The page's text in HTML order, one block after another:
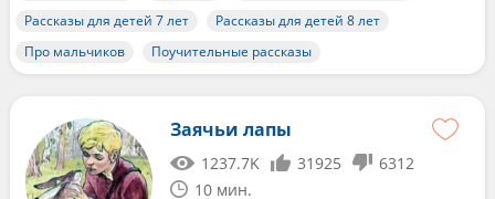
Рассказы для детей 7 лет
Рассказы для детей 8 лет
Про мальчиков
Поучительные рассказы
Заячьи лапы
1237.7K 31925
6312
10 мин.